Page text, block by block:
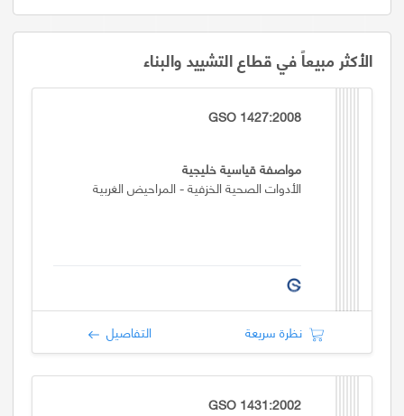
الأكثر مبيعاً في قطاع التشييد والبناء
GSO 1427:2008
مواصفة قياسية خليجية
الأدوات الصحية الخزفية - المراحيض الغربية
نظرة سريعة التفاصيل
GSO 1431:2002